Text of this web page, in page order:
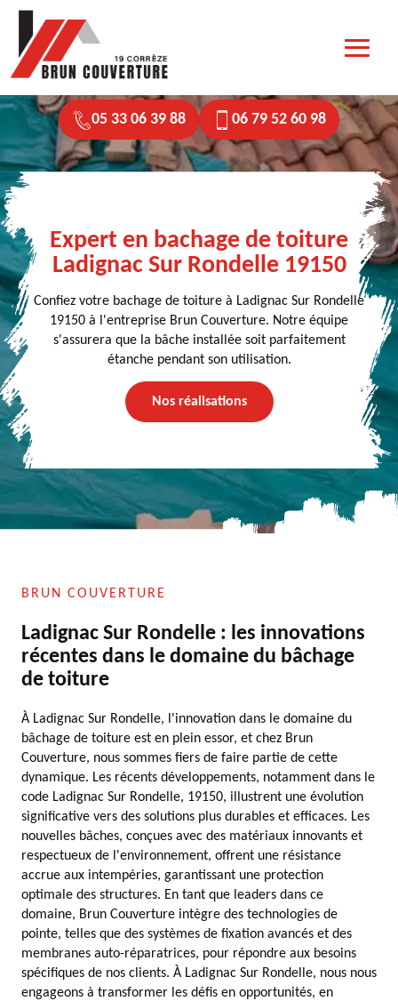
05 33 06 39 88 06 79 52 60 98
Expert en bachage de toiture
Ladignac Sur Rondelle 19150
Confiez votre bachage de toiture à Ladignac Sur Rondelle
19150 à l'entreprise Brun Couverture. Notre équipe
s'assurera que la bâche installée soit parfaitement
étanche pendant son utilisation.
Nos réalisations
BRUN COUVERTURE
Ladignac Sur Rondelle : les innovations
récentes dans le domaine du bâchage
de toiture
À Ladignac Sur Rondelle, l'innovation dans le domaine du
bâchage de toiture est en plein essor, et chez Brun
Couverture, nous sommes fiers de faire partie de cette
dynamique. Les récents développements, notamment dans le
code Ladignac Sur Rondelle, 19150, illustrent une évolution
significative vers des solutions plus durables et efficaces. Les
nouvelles bâches, conçues avec des matériaux innovants et
respectueux de l'environnement, offrent une résistance
accrue aux intempéries, garantissant une protection
optimale des structures. En tant que leaders dans ce
domaine, Brun Couverture intègre des technologies de
pointe, telles que des systèmes de fixation avancés et des
membranes auto-réparatrices, pour répondre aux besoins
spécifiques de nos clients. À Ladignac Sur Rondelle, nous nous
engageons à transformer les défis en opportunités, en